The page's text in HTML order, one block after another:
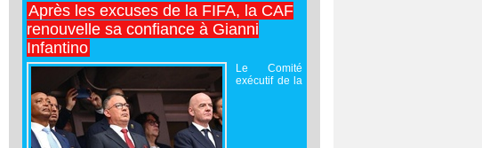
Après les excuses de la FIFA, la CAF
renouvelle sa confiance à Gianni
Infantino
Le Comité
exécutif de la